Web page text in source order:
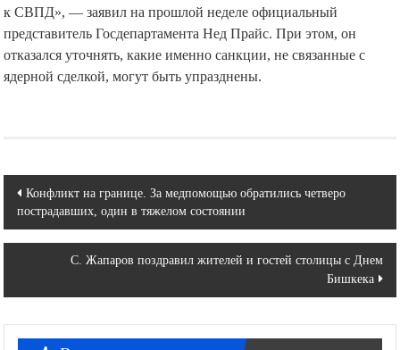
… мы готовы отменить санкции, которые не имеют отношения
к СВПД», — заявил на прошлой неделе официальный
представитель Госдепартамента Нед Прайс. При этом, он
отказался уточнять, какие именно санкции, не связанные с
Навигация
по
записям
Конфликт на границе. За медпомощью обратились четверо
пострадавших, один в тяжелом состоянии
С. Жапаров поздравил жителей и гостей столицы с Днем
Бишкека